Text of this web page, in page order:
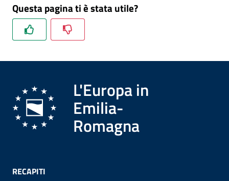
Formazione
Notizie
eventi
Partecipazione
Approfondimenti
Questa pagina ti è stata utile?
L'Europa in
Emilia-
Romagna
RECAPITI